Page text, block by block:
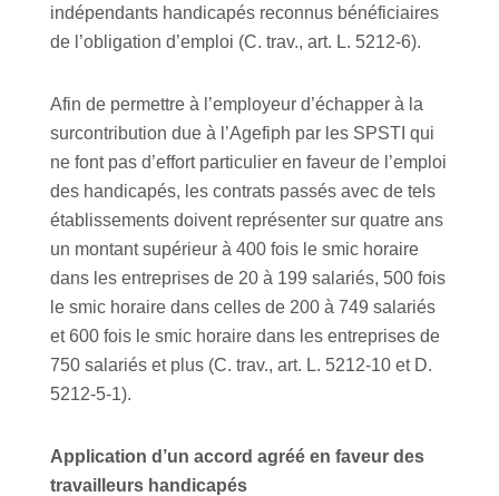
indépendants handicapés reconnus bénéficiaires
de l’obligation d’emploi (C. trav., art. L. 5212-6).
Afin de permettre à l’employeur d’échapper à la
surcontribution due à l’Agefiph par les SPSTI qui
ne font pas d’effort particulier en faveur de l’emploi
des handicapés, les contrats passés avec de tels
établissements doivent représenter sur quatre ans
un montant supérieur à 400 fois le smic horaire
dans les entreprises de 20 à 199 salariés, 500 fois
le smic horaire dans celles de 200 à 749 salariés
et 600 fois le smic horaire dans les entreprises de
750 salariés et plus (C. trav., art. L. 5212-10 et D.
5212-5-1).
Application d’un accord agréé en faveur des
travailleurs handicapés